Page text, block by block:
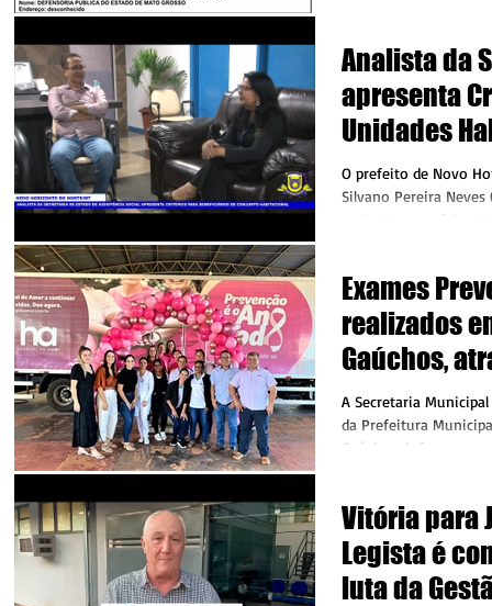
Analista da
apresenta
Unidades
em Novo
Norte
O prefeito de Novo
Silvano Pereira Neves
tarde de terça-feira,
Exames
realizados
Gaúchos,
Carreta de
A Secretaria
da Prefeitura
Gaúchos, informa
Vitória para
Legista é
luta da